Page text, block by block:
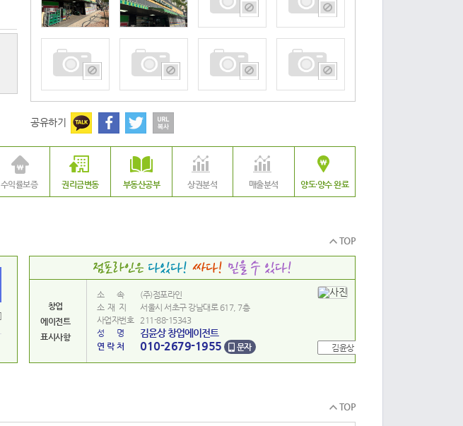
공유하기
수익률보증 권리금변동 부동산공부 상권분석 매출분석 양도·양수 완료
TOP
창업
에이전트
표시사항
소 속
(주)점포라인
소 재 지
서울시 서초구 강남대로 617, 7층
사업자번호
211-88-15343
성 명
김윤상 창업에이전트
연 락 처 010-2679-1955 문자 김윤상
TOP